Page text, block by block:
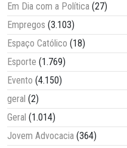
Em Dia com a Política (27)
Empregos (3.103)
Espaço Católico (18)
Esporte (1.769)
Evento (4.150)
geral (2)
Geral (1.014)
Jovem Advocacia (364)